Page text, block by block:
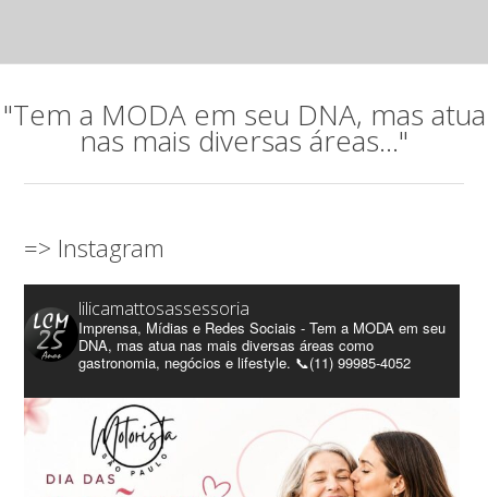
"Tem a MODA em seu DNA, mas atua
nas mais diversas áreas..."
=> Instagram
lilicamattosassessoria
Imprensa, Mídias e Redes Sociais - Tem a MODA em seu
DNA, mas atua nas mais diversas áreas como
gastronomia, negócios e lifestyle. 📞(11) 99985-4052